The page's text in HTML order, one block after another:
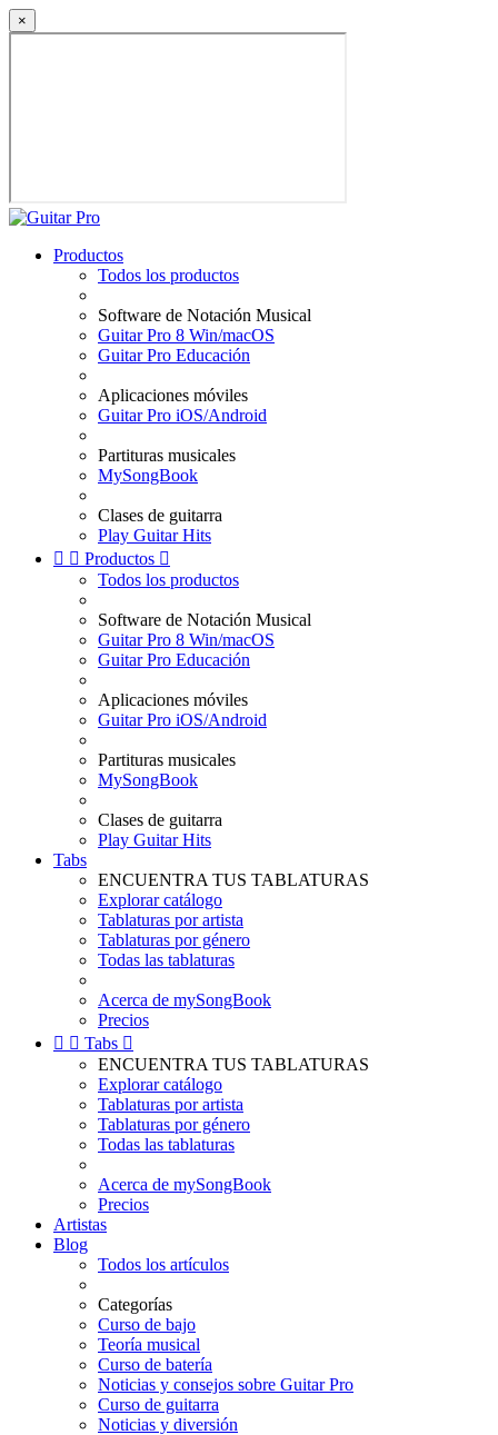
×
Productos
Todos los productos
Software de Notación Musical
Guitar Pro 8 Win/macOS
Guitar Pro Educación
Aplicaciones móviles
Guitar Pro iOS/Android
Partituras musicales
MySongBook
Clases de guitarra
Play Guitar Hits
  Productos 
Todos los productos
Software de Notación Musical
Guitar Pro 8 Win/macOS
Guitar Pro Educación
Aplicaciones móviles
Guitar Pro iOS/Android
Partituras musicales
MySongBook
Clases de guitarra
Play Guitar Hits
Tabs
ENCUENTRA TUS TABLATURAS
Explorar catálogo
Tablaturas por artista
Tablaturas por género
Todas las tablaturas
Acerca de mySongBook
Precios
  Tabs 
ENCUENTRA TUS TABLATURAS
Explorar catálogo
Tablaturas por artista
Tablaturas por género
Todas las tablaturas
Acerca de mySongBook
Precios
Artistas
Blog
Todos los artículos
Categorías
Curso de bajo
Teoría musical
Curso de batería
Noticias y consejos sobre Guitar Pro
Curso de guitarra
Noticias y diversión